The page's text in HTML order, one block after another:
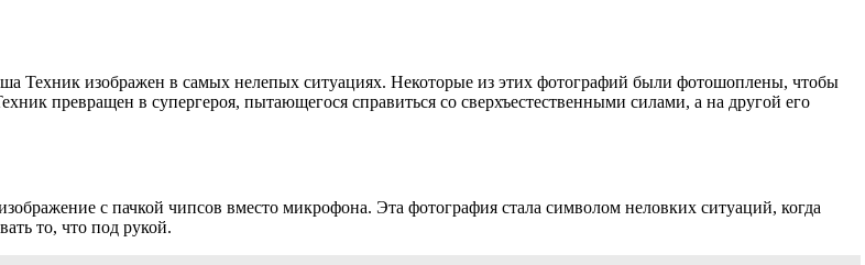
Техник изображен в самых нелепых ситуациях. Некоторые из этих фотографий были фотошоплены, чтобы
превращен в супергероя, пытающегося справиться со сверхъестественными силами, а на другой его
с пачкой чипсов вместо микрофона. Эта фотография стала символом неловких ситуаций, когда
то, что под рукой.